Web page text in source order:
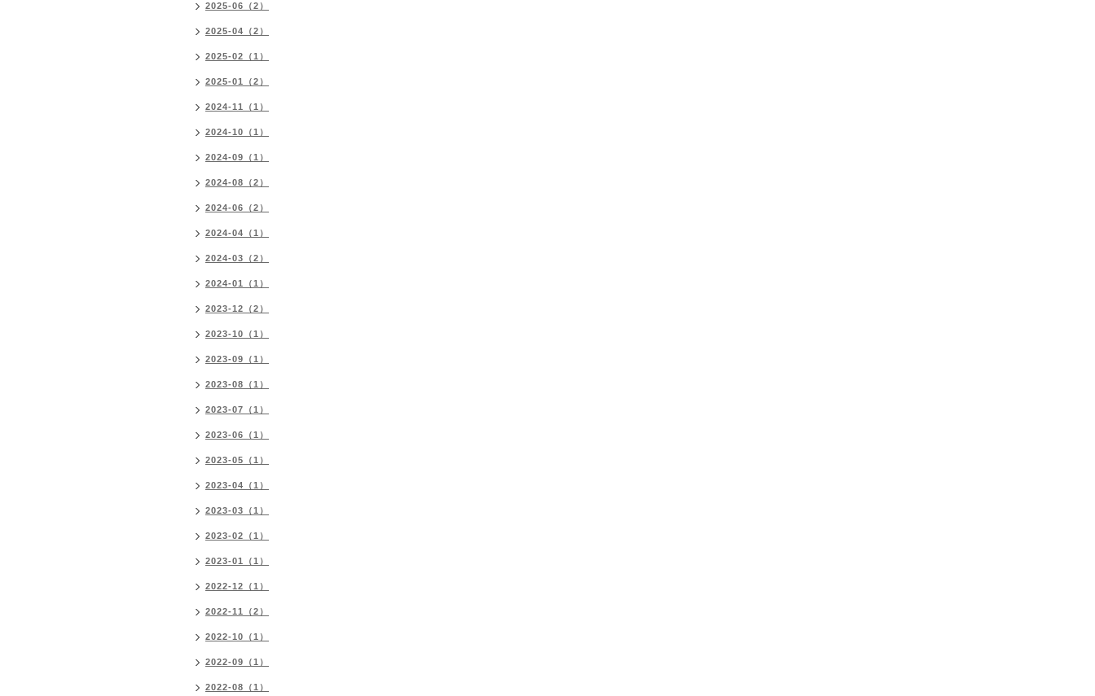
2025-06（2）
2025-04（2）
2025-02（1）
2025-01（2）
2024-11（1）
2024-10（1）
2024-09（1）
2024-08（2）
2024-06（2）
2024-04（1）
2024-03（2）
2024-01（1）
2023-12（2）
2023-10（1）
2023-09（1）
2023-08（1）
2023-07（1）
2023-06（1）
2023-05（1）
2023-04（1）
2023-03（1）
2023-02（1）
2023-01（1）
2022-12（1）
2022-11（2）
2022-10（1）
2022-09（1）
2022-08（1）